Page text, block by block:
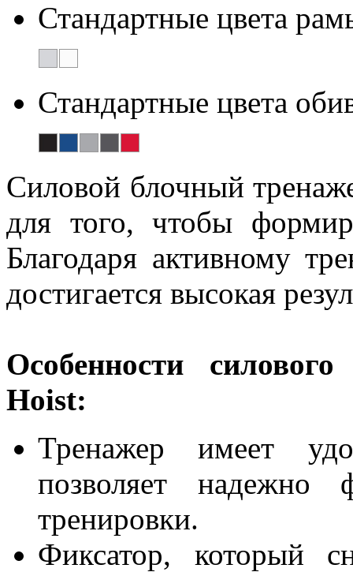
Стандартные цвета
Стандартные цвета
Силовой блочный
для того, чтобы
Благодаря активному
достигается высокая
Особенности
Hoist:
Тренажер имеет
позволяет надежно
тренировки.
Фиксатор, который